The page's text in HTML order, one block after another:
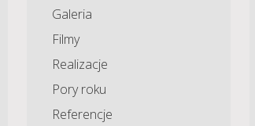
Galeria
Filmy
Realizacje
Pory roku
Referencje